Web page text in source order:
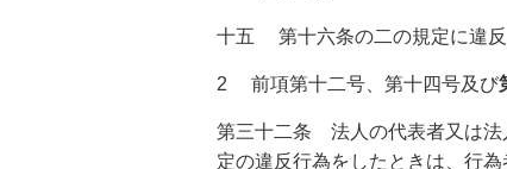
十五 第十六条の二の規定に違
2 前項第十二号、第十四号及び
第三十二条 法人の代表者又は法
定の違反行為をしたときは、行